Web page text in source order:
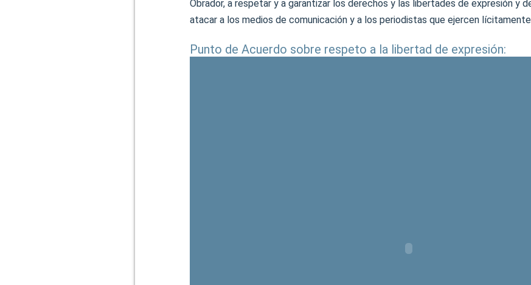
Obrador, a respetar y a garantizar los derechos y las libertades de expresión y
atacar a los medios de comunicación y a los periodistas que ejercen
Punto de Acuerdo sobre respeto a la libertad de expresión: